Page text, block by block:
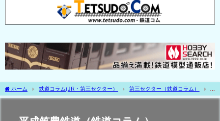
ホーム 鉄道コラム(JR・第三セクター）
第三セクター（鉄道コラム）
平成筑豊鉄道（鉄道コラム）